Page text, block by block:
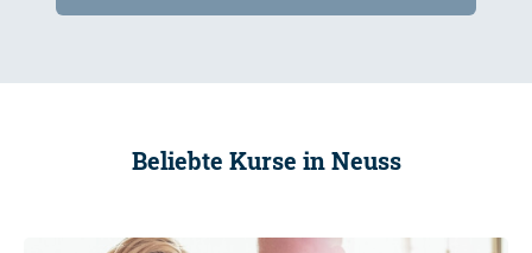
Beliebte Kurse in Neuss